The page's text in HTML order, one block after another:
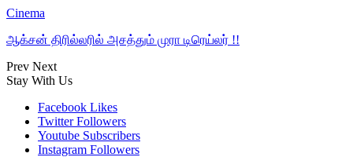
Cinema
ஆக்சன் திரில்லரில் அசத்தும் முரா டிரெய்லர் !!
Prev Next
Stay With Us
Facebook Likes
Twitter Followers
Youtube Subscribers
Instagram Followers